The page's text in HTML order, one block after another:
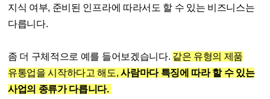
지식 여부, 준비된 인프라에 따라서도 할 수 있는 비즈니스는
다릅니다.
좀 더 구체적으로 예를 들어보겠습니다. 같은 유형의 제품
유통업을 시작하다고 해도,사람마다 특징에 따라 할 수 있는
사업의 종류가 다릅니다.